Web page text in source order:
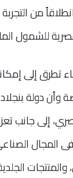
من
للشمول
تطرق إلى
وأن دولة
إلى جانب
فى المجال